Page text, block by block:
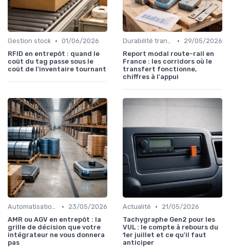
Gestion stock • 01/06/2026
RFID en entrepôt : quand le
coût du tag passe sous le
coût de l'inventaire tournant
Durabilité transport •
29/05/2026
Report modal route-rail en
France : les corridors où le
transfert fonctionne,
chiffres à l'appui
Automatisation processus •
23/05/2026
AMR ou AGV en entrepôt : la
grille de décision que votre
intégrateur ne vous donnera
pas
Actualité •
21/05/2026
Tachygraphe Gen2 pour les
VUL : le compte à rebours du
1er juillet et ce qu'il faut
anticiper